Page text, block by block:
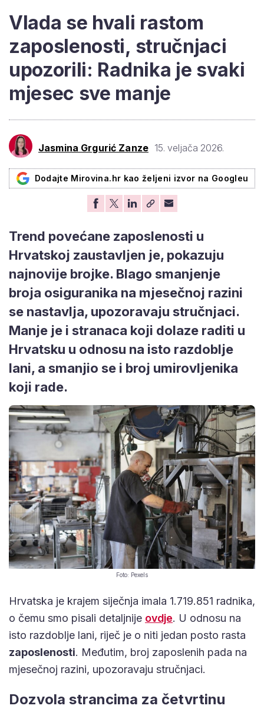
Vlada se hvali rastom
zaposlenosti, stručnjaci
upozorili: Radnika je svaki
mjesec sve manje
Jasmina Grgurić Zanze 15. veljača 2026.
Dodajte Mirovina.hr kao željeni izvor na Googleu
Trend povećane zaposlenosti u
Hrvatskoj zaustavljen je, pokazuju
najnovije brojke. Blago smanjenje
broja osiguranika na mjesečnoj razini
se nastavlja, upozoravaju stručnjaci.
Manje je i stranaca koji dolaze raditi u
Hrvatsku u odnosu na isto razdoblje
lani, a smanjio se i broj umirovljenika
koji rade.
Foto: Pexels
Hrvatska je krajem siječnja imala 1.719.851 radnika,
o čemu smo pisali detaljnije ovdje. U odnosu na
isto razdoblje lani, riječ je o niti jedan posto rasta
zaposlenosti. Međutim, broj zaposlenih pada na
mjesečnoj razini, upozoravaju stručnjaci.
Dozvola strancima za četvrtinu